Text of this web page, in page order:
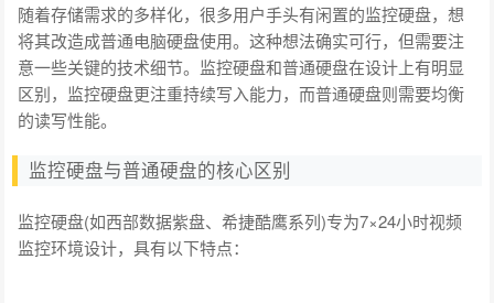
随着存储需求的多样化，很多用户手头有闲置的监控硬盘，想
将其改造成普通电脑硬盘使用。这种想法确实可行，但需要注
意一些关键的技术细节。监控硬盘和普通硬盘在设计上有明显
区别，监控硬盘更注重持续写入能力，而普通硬盘则需要均衡
的读写性能。
监控硬盘与普通硬盘的核心区别
监控硬盘(如西部数据紫盘、希捷酷鹰系列)专为7×24小时视频
监控环境设计，具有以下特点：